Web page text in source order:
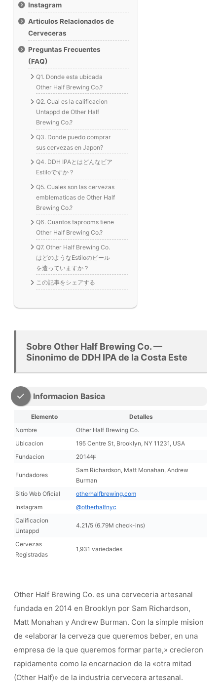
Instagram
Articulos Relacionados de
Cerveceras
Preguntas Frecuentes
(FAQ)
Q1. Donde esta ubicada
Other Half Brewing Co.?
Q2. Cual es la calificacion
Untappd de Other Half
Brewing Co.?
Q3. Donde puedo comprar
sus cervezas en Japon?
Q4. DDH IPAとはどんなビア
Estiloですか？
Q5. Cuales son las cervezas
emblematicas de Other Half
Brewing Co.?
Q6. Cuantos taprooms tiene
Other Half Brewing Co.?
Q7. Other Half Brewing Co.
はどのようなEstiloのビール
を造っていますか？
この記事をシェアする
Sobre Other Half Brewing Co. —
Sinonimo de DDH IPA de la Costa Este
Informacion Basica
Elemento
Detalles
Nombre
Other Half Brewing Co.
Ubicacion
195 Centre St, Brooklyn, NY 11231, USA
Fundacion
2014年
Fundadores
Sam Richardson, Matt Monahan, Andrew
Burman
Sitio Web Oficial
otherhalfbrewing.com
Instagram
@otherhalfnyc
Calificacion
Untappd
4.21/5 (6.79M check-ins)
Cervezas
Registradas
1,931 variedades
Other Half Brewing Co. es una cerveceria artesanal
fundada en 2014 en Brooklyn por Sam Richardson,
Matt Monahan y Andrew Burman. Con la simple mision
de «elaborar la cerveza que queremos beber, en una
empresa de la que queremos formar parte,» crecieron
rapidamente como la encarnacion de la «otra mitad
(Other Half)» de la industria cervecera artesanal.